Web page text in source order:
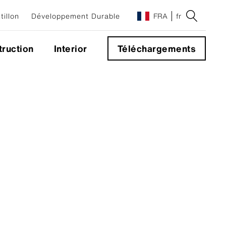
Développement Durable FRA fr
Interior Téléchargements